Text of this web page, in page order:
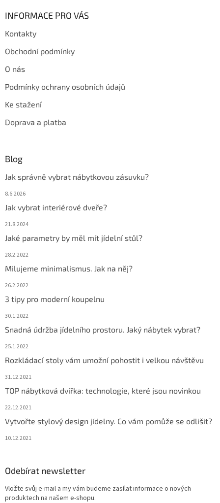
INFORMACE PRO VÁS
Kontakty
Obchodní podmínky
O nás
Podmínky ochrany osobních údajů
Ke stažení
Doprava a platba
Blog
Jak správně vybrat nábytkovou zásuvku?
8.6.2026
Jak vybrat interiérové dveře?
21.8.2024
Jaké parametry by měl mít jídelní stůl?
28.2.2022
Milujeme minimalismus. Jak na něj?
26.2.2022
3 tipy pro moderní koupelnu
30.1.2022
Snadná údržba jídelního prostoru. Jaký nábytek vybrat?
25.1.2022
Rozkládací stoly vám umožní pohostit i velkou návštěvu
31.12.2021
TOP nábytková dvířka: technologie, které jsou novinkou
22.12.2021
Vytvořte stylový design jídelny. Co vám pomůže se odlišit?
10.12.2021
Odebírat newsletter
Vložte svůj e-mail a my vám budeme zasílat informace o nových
produktech na našem e-shopu.